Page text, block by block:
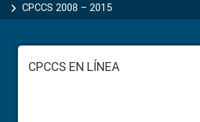
CPCCS 2008 – 2015
FooterCPCCS EN LÍNEA